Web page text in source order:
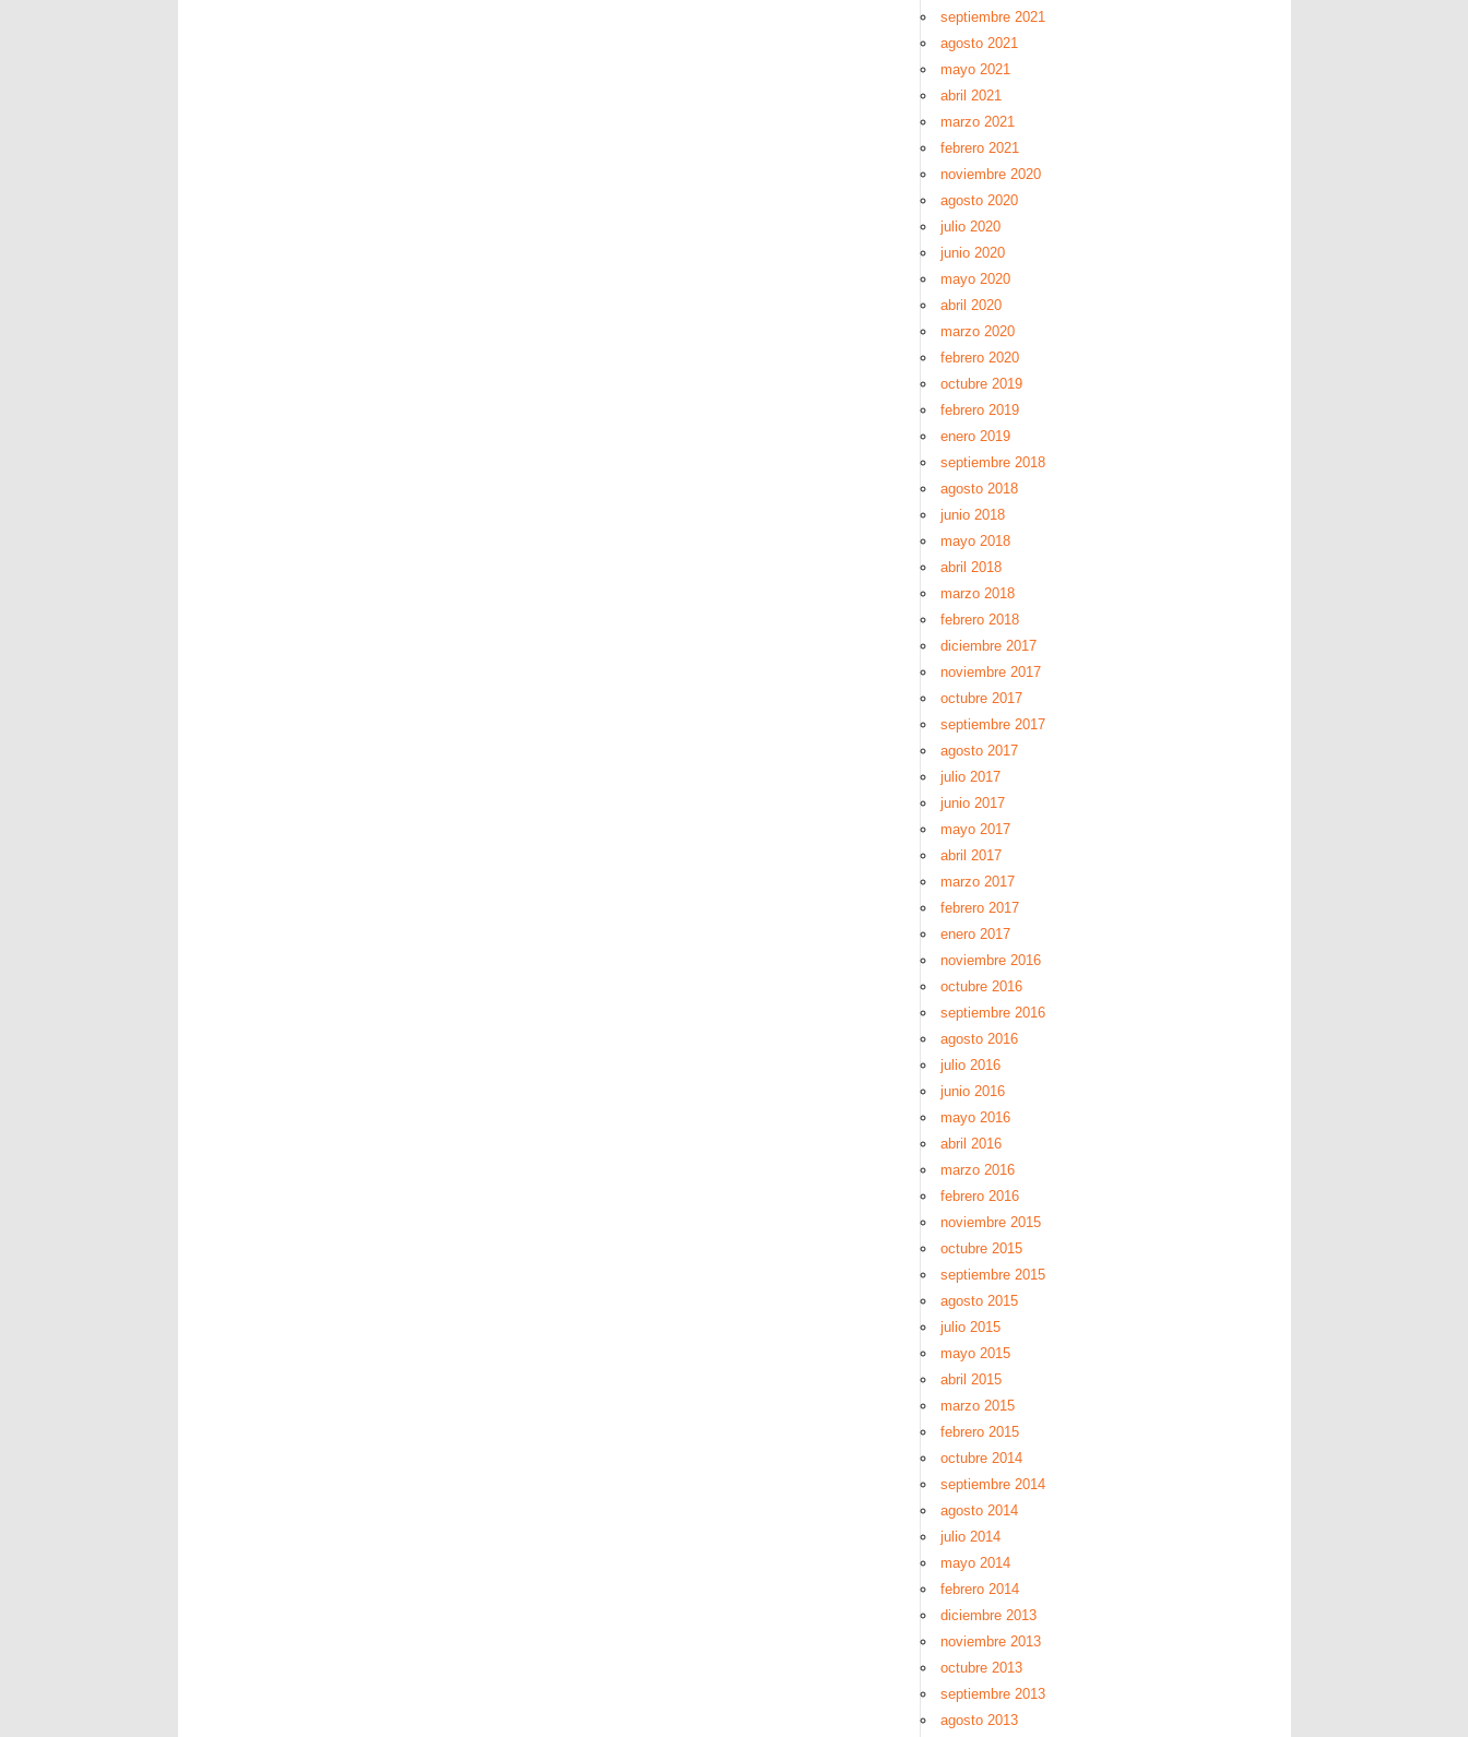
septiembre 2021
agosto 2021
mayo 2021
abril 2021
marzo 2021
febrero 2021
noviembre 2020
agosto 2020
julio 2020
junio 2020
mayo 2020
abril 2020
marzo 2020
febrero 2020
octubre 2019
febrero 2019
enero 2019
septiembre 2018
agosto 2018
junio 2018
mayo 2018
abril 2018
marzo 2018
febrero 2018
diciembre 2017
noviembre 2017
octubre 2017
septiembre 2017
agosto 2017
julio 2017
junio 2017
mayo 2017
abril 2017
marzo 2017
febrero 2017
enero 2017
noviembre 2016
octubre 2016
septiembre 2016
agosto 2016
julio 2016
junio 2016
mayo 2016
abril 2016
marzo 2016
febrero 2016
noviembre 2015
octubre 2015
septiembre 2015
agosto 2015
julio 2015
mayo 2015
abril 2015
marzo 2015
febrero 2015
octubre 2014
septiembre 2014
agosto 2014
julio 2014
mayo 2014
febrero 2014
diciembre 2013
noviembre 2013
octubre 2013
septiembre 2013
agosto 2013